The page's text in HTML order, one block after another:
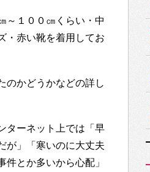
～１００㎝くらい・中
・赤い靴を着用してお
のかどうかなどの詳し
ターネット上では「早
が」「寒いのに大丈夫
とか多いから心配」